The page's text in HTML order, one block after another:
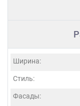
Ширина:
Стиль:
Фасады: